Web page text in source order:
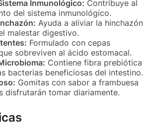
Inmunológico: Contribuye al
del sistema inmunológico.
Ayuda a aliviar la hinchazón
malestar digestivo.
Formulado con cepas
sobreviven al ácido estomacal.
Contiene fibra prebiótica
bacterias beneficiosas del intestino.
Gomitas con sabor a frambuesa
disfrutarán tomar diariamente.